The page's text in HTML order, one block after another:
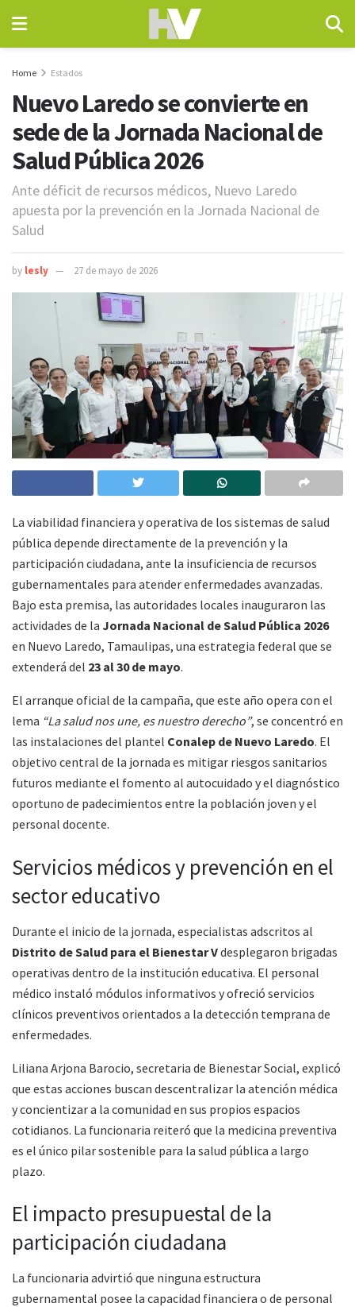
Home Estados
Nuevo Laredo se convierte en
sede de la Jornada Nacional de
Salud Pública 2026
Ante déficit de recursos médicos, Nuevo Laredo
apuesta por la prevención en la Jornada Nacional de
Salud
by lesly 27 de mayo de 2026
La viabilidad financiera y operativa de los sistemas de salud
pública depende directamente de la prevención y la
participación ciudadana, ante la insuficiencia de recursos
gubernamentales para atender enfermedades avanzadas.
Bajo esta premisa, las autoridades locales inauguraron las
actividades de la Jornada Nacional de Salud Pública 2026
en Nuevo Laredo, Tamaulipas, una estrategia federal que se
extenderá del 23 al 30 de mayo.
El arranque oficial de la campaña, que este año opera con el
lema “La salud nos une, es nuestro derecho”, se concentró en
las instalaciones del plantel Conalep de Nuevo Laredo. El
objetivo central de la jornada es mitigar riesgos sanitarios
futuros mediante el fomento al autocuidado y el diagnóstico
oportuno de padecimientos entre la población joven y el
personal docente.
Servicios médicos y prevención en el
sector educativo
Durante el inicio de la jornada, especialistas adscritos al
Distrito de Salud para el Bienestar Vdesplegaron brigadas
operativas dentro de la institución educativa. El personal
médico instaló módulos informativos y ofreció servicios
clínicos preventivos orientados a la detección temprana de
enfermedades.
Liliana Arjona Barocio, secretaria de Bienestar Social, explicó
que estas acciones buscan descentralizar la atención médica
y concientizar a la comunidad en sus propios espacios
cotidianos. La funcionaria reiteró que la medicina preventiva
es el único pilar sostenible para la salud pública a largo
plazo.
El impacto presupuestal de la
participación ciudadana
La funcionaria advirtió que ninguna estructura
gubernamental posee la capacidad financiera o de personal